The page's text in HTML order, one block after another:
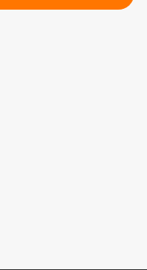
Villeneuve d'Ascq >